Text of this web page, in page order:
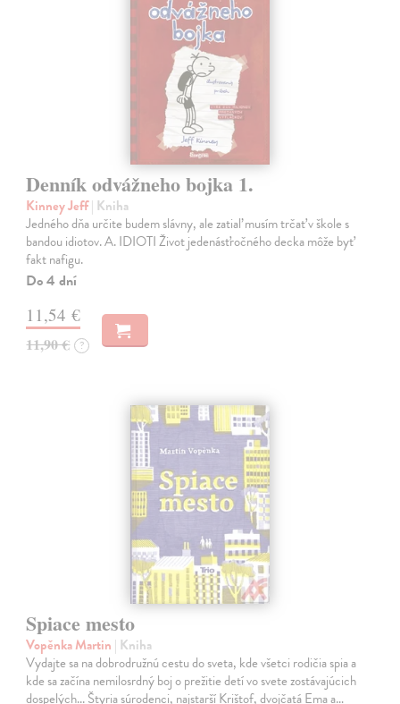
Denník odvážneho bojka 1.
Kinney Jeff| Kniha
Jedného dňa určite budem slávny, ale zatiaľ musím trčať v škole s
bandou idiotov. A. IDIOTI Život jedenásťročného decka môže byť
fakt nafigu.
Do 4 dní
11,54 €
11,90 € ?
Spiace mesto
Vopěnka Martin | Kniha
Vydajte sa na dobrodružnú cestu do sveta, kde všetci rodičia spia a
kde sa začína nemilosrdný boj o prežitie detí vo svete zostávajúcich
dospelých... Štyria súrodenci, najstarší Krištof, dvojčatá Ema a…